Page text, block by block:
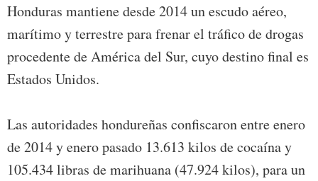
Honduras mantiene desde 2014 un escudo aéreo,
marítimo y terrestre para frenar el tráfico de drogas
procedente de América del Sur, cuyo destino final es
Estados Unidos.
Las autoridades hondureñas confiscaron entre enero
de 2014 y enero pasado 13.613 kilos de cocaína y
105.434 libras de marihuana (47.924 kilos), para un